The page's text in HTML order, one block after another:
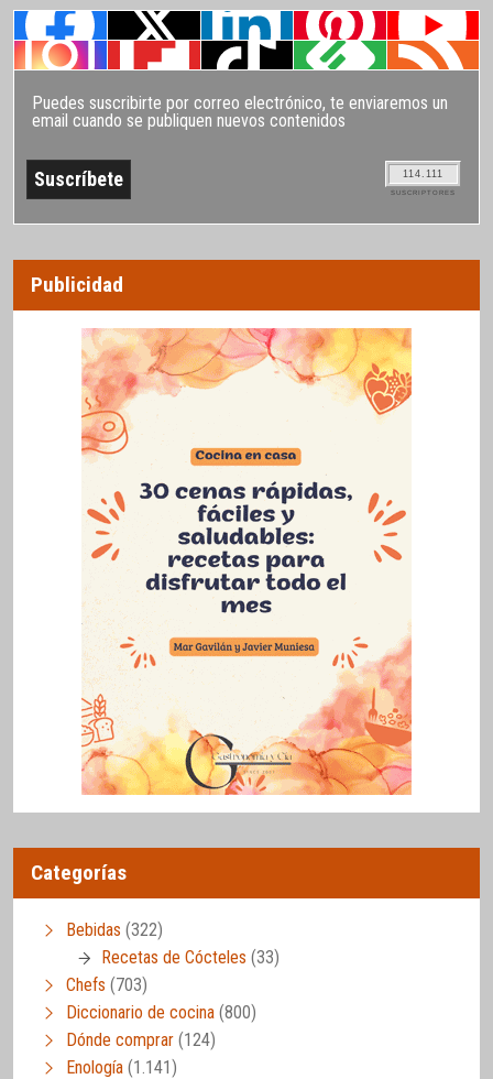
Puedes suscribirte por correo electrónico, te enviaremos un
email cuando se publiquen nuevos contenidos
114.111
SUSCRIPTORES
Publicidad
Categorías
Bebidas (322)
Recetas de Cócteles (33)
Chefs (703)
Diccionario de cocina (800)
Dónde comprar (124)
Enología (1.141)